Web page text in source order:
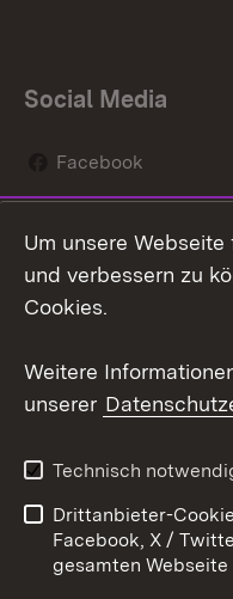
Social Media
Facebook
Social Wall
Youtube
Kontakt
Barrierefreiheit
Impressum
Um unsere
und verbessern zu
Cookies.
Weitere
unserer
Technisch
Drittanbieter-
Facebook, X /
gesamten